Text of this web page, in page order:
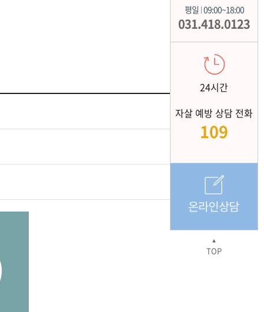
평일 | 09:00~18:00
031.418.0123
24시간
자살 예방 상담 전화
109
▲
TOP